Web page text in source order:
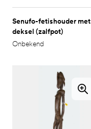
Senufo-fetishouder met
deksel (zalfpot)
Onbekend